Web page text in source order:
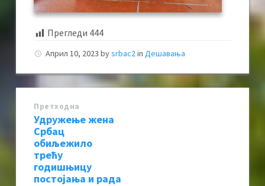
Прегледи 444
Април 10, 2023 bysrbac2 in Дешавања
Претходна
Удружење жена
Србац
обиљежило
трећу
годишњицу
постојања и рада